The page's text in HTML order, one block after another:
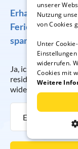
Erhalten Sie
spannende
Ja, ich möchte
resido GmbH
widerrufen.
unserer
Nutzung
von Cookies
Unter
widerrufen.
Cookies mit
Weitere